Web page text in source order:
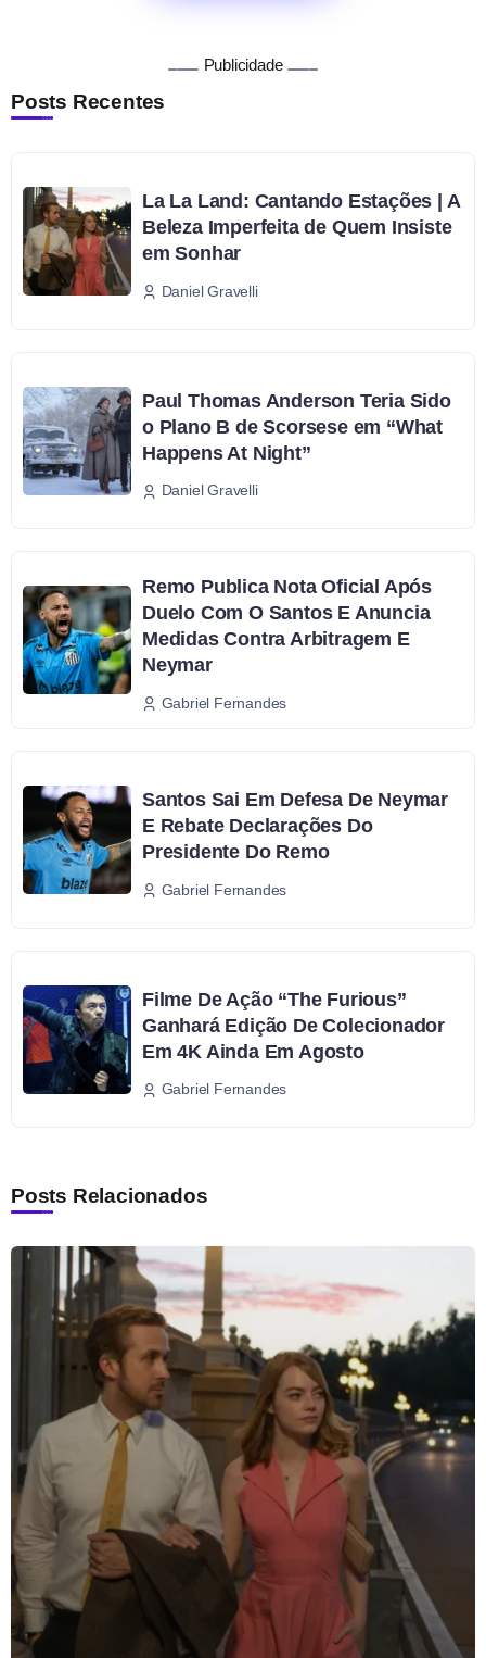
Publicidade
Posts Recentes
La La Land: Cantando Estações | A
Beleza Imperfeita de Quem Insiste
em Sonhar
Daniel Gravelli
Paul Thomas Anderson Teria Sido
o Plano B de Scorsese em “What
Happens At Night”
Daniel Gravelli
Remo Publica Nota Oficial Após
Duelo Com O Santos E Anuncia
Medidas Contra Arbitragem E
Neymar
Gabriel Fernandes
Santos Sai Em Defesa De Neymar
E Rebate Declarações Do
Presidente Do Remo
Gabriel Fernandes
Filme De Ação “The Furious”
Ganhará Edição De Colecionador
Em 4K Ainda Em Agosto
Gabriel Fernandes
Posts Relacionados